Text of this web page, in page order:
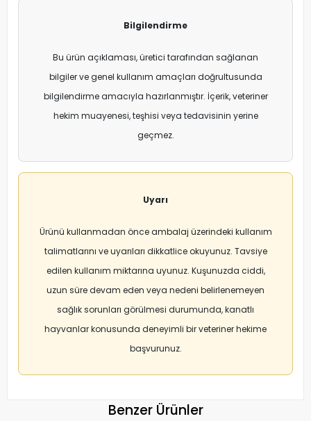
Bilgilendirme
Bu ürün açıklaması, üretici tarafından sağlanan
bilgiler ve genel kullanım amaçları doğrultusunda
bilgilendirme amacıyla hazırlanmıştır. İçerik, veteriner
hekim muayenesi, teşhisi veya tedavisinin yerine
geçmez.
Uyarı
Ürünü kullanmadan önce ambalaj üzerindeki kullanım
talimatlarını ve uyarıları dikkatlice okuyunuz. Tavsiye
edilen kullanım miktarına uyunuz. Kuşunuzda ciddi,
uzun süre devam eden veya nedeni belirlenemeyen
sağlık sorunları görülmesi durumunda, kanatlı
hayvanlar konusunda deneyimli bir veteriner hekime
başvurunuz.
Benzer Ürünler